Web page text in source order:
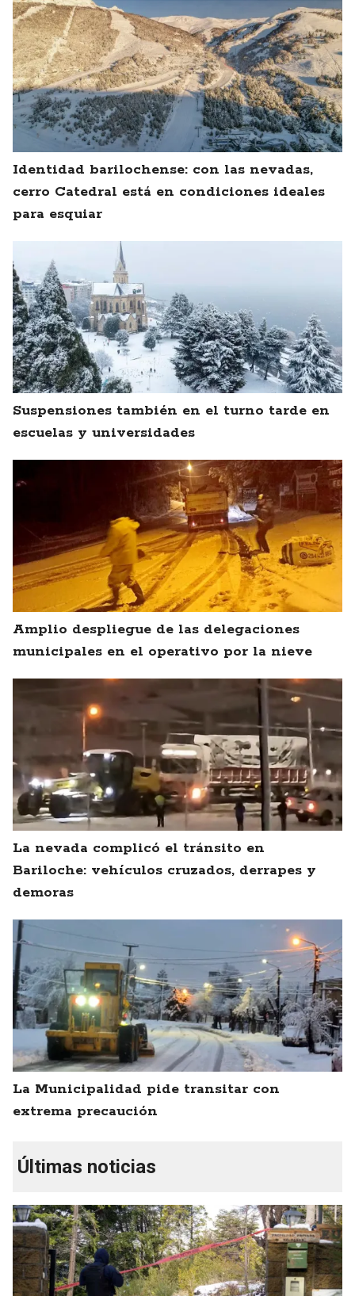
Identidad barilochense: con las nevadas,
cerro Catedral está en condiciones ideales
para esquiar
Suspensiones también en el turno tarde en
escuelas y universidades
Amplio despliegue de las delegaciones
municipales en el operativo por la nieve
La nevada complicó el tránsito en
Bariloche: vehículos cruzados, derrapes y
demoras
La Municipalidad pide transitar con
extrema precaución
Últimas noticias